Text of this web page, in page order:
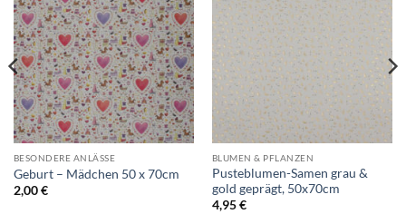
Auf die
Wunschliste
BESONDERE ANLÄSSE
Geburt – Mädchen 50 x 70cm
2,00€
Auf die
Wunschliste
BLUMEN & PFLANZEN
Pusteblumen-Samen grau &
gold geprägt, 50x70cm
4,95€